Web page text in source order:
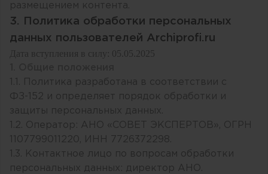
размещением контента.
3. Политика обработки персональных
данных пользователей Archiprofi.ru
Дата вступления в силу: 05.05.2025
1.1. Политика разработана в соответствии с
ФЗ-152 и определяет порядок обработки и
защиты персональных данных.
1.2. Оператор: АНО «СОВЕТ ЭКСПЕРТОВ», ОГРН
1107799011220, ИНН 7726372298.
1.3. Контактное лицо по вопросам обработки
персональных данных: директор АНО.